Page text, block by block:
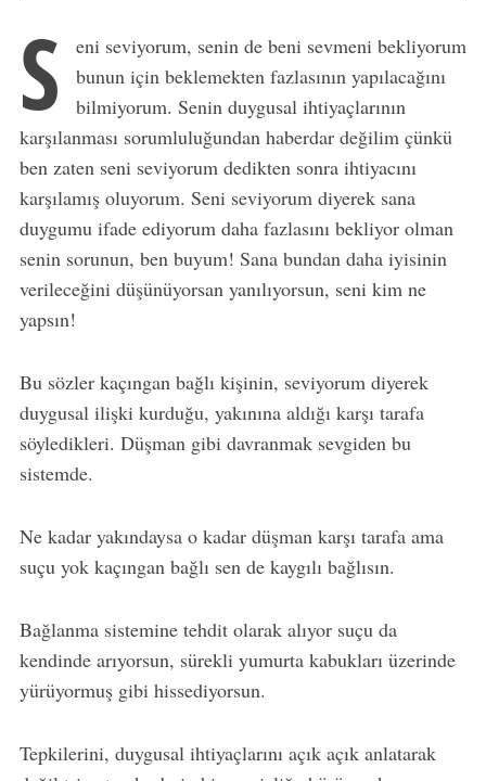
S
eni seviyorum, senin de beni sevmeni bekliyorum
bunun için beklemekten fazlasının yapılacağını
bilmiyorum. Senin duygusal ihtiyaçlarının
karşılanması sorumluluğundan haberdar değilim çünkü
ben zaten seni seviyorum dedikten sonra ihtiyacını
karşılamış oluyorum. Seni seviyorum diyerek sana
duygumu ifade ediyorum daha fazlasını bekliyor olman
senin sorunun, ben buyum! Sana bundan daha iyisinin
verileceğini düşünüyorsan yanılıyorsun, seni kim ne
yapsın!
Bu sözler kaçıngan bağlı kişinin, seviyorum diyerek
duygusal ilişki kurduğu, yakınına aldığı karşı tarafa
söyledikleri. Düşman gibi davranmak sevgiden bu
sistemde.
Ne kadar yakındaysa o kadar düşman karşı tarafa ama
suçu yok kaçıngan bağlı sen de kaygılı bağlısın.
Bağlanma sistemine tehdit olarak alıyor suçu da
kendinde arıyorsun, sürekli yumurta kabukları üzerinde
yürüyormuş gibi hissediyorsun.
Tepkilerini, duygusal ihtiyaçlarını açık açık anlatarak